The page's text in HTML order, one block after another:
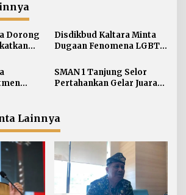
Dorong
Disdikbud Kaltara Minta
Dugaan Fenomena LGBT
Disikapi dengan
Pengawasan dan
SMAN 1 Tanjung Selor
Pertahankan Gelar Juara
Lainnya